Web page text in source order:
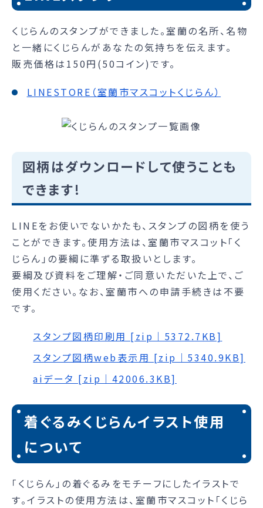
くじらんのスタンプができました。室蘭の名所、名物
と一緒にくじらんがあなたの気持ちを伝えます。
販売価格は150円(50コイン)です。
LINESTORE（室蘭市マスコットくじらん）
図柄はダウンロードして使うことも
できます!
LINEをお使いでないかたも、スタンプの図柄を使う
ことができます。使用方法は、室蘭市マスコット「く
じらん」の要綱に準ずる取扱いとします。
要綱及び資料をご理解・ご同意いただいた上で、ご
使用ください。なお、室蘭市への申請手続きは不要
です。
スタンプ図柄印刷用 [zip｜5372.7KB]
スタンプ図柄web表示用 [zip｜5340.9KB]
aiデータ [zip｜42006.3KB]
着ぐるみくじらんイラスト使用
について
「くじらん」の着ぐるみをモチーフにしたイラストで
す。イラストの使用方法は、室蘭市マスコット「くじら